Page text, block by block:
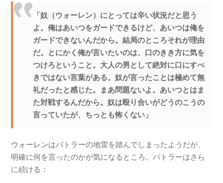
「奴（ウォーレン）にとっては辛い状況だと思う
よ。俺はあいつをガードできるけど、あいつは俺を
ガードできないんだから。結局のところそれが理由
だ。とにかく俺が言いたいのは、口のきき方に気を
つけろということ。大人の男として絶対に口にすべ
きではない言葉がある。奴が言ったことは極めて無
礼だったと感じた。まあ問題ないよ。あいつとはま
た対戦するんだから。奴は殴り合いがどうのこうの
言っていたが、ちっとも怖くない」
ウォーレンはバトラーの地雷を踏んでしまったようだが、
明確に何を言ったのかが気になるところ。バトラーはさら
に続ける：